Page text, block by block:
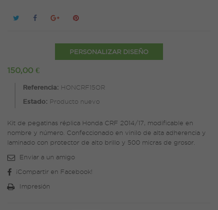
PERSONALIZAR DISEÑO
150,00 €
Referencia: HONCRF15OR
Estado: Producto nuevo
Kit de pegatinas réplica Honda CRF 2014/17, modificable en
nombre y número. Confeccionado en vinilo de alta adherencia y
laminado con protector de alto brillo y 500 micras de grosor.
Enviar a un amigo
¡Compartir en Facebook!
Impresión